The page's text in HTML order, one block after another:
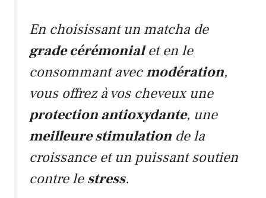
En choisissant un matcha de
grade cérémonialet en le
consommant avecmodération,
vous offrez à vos cheveux une
protection antioxydante, une
meilleure stimulation de la
croissance et un puissant soutien
contre lestress.